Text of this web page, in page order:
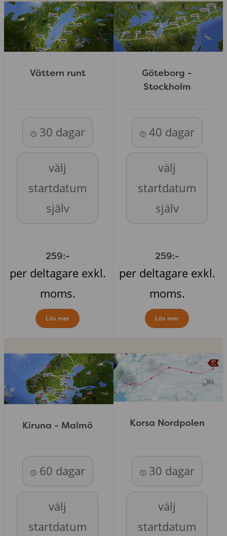
Vättern runt
30 dagar
välj
startdatum
själv
259:-
per deltagare exkl.
moms.
Läs mer
Göteborg -
Stockholm
40 dagar
välj
startdatum
själv
259:-
per deltagare exkl.
moms.
Läs mer
Kiruna - Malmö
60 dagar
välj
startdatum
Korsa Nordpolen
30 dagar
välj
startdatum